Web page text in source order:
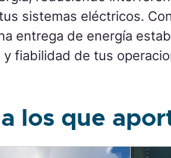
sistemas eléctricos.
entrega de energía
fiabilidad de tus
los que